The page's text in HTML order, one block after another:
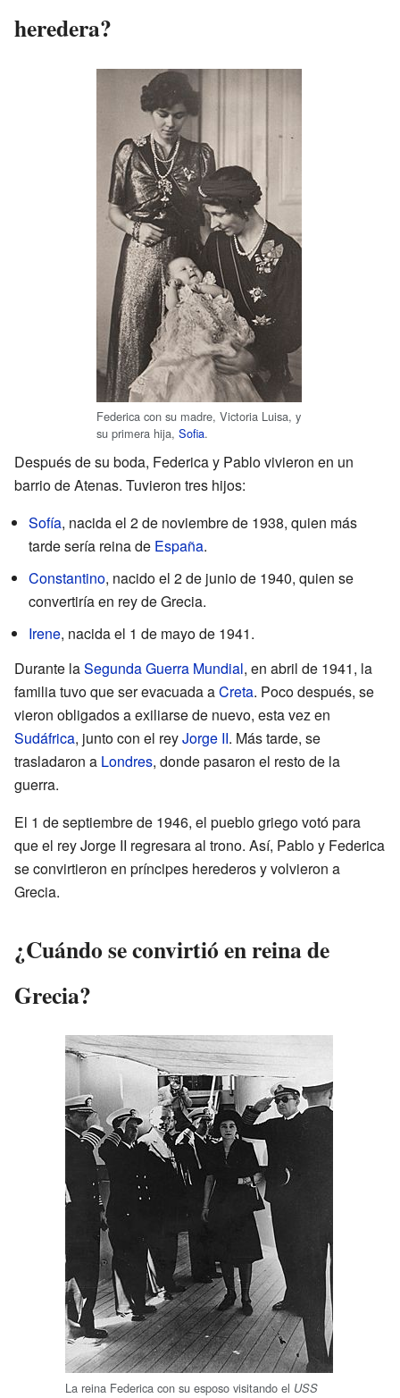
heredera?
Federica con su madre, Victoria Luisa, y
su primera hija, Sofia.
Después de su boda, Federica y Pablo vivieron en un
barrio de Atenas. Tuvieron tres hijos:
Sofía, nacida el 2 de noviembre de 1938, quien más
tarde sería reina de España.
Constantino, nacido el 2 de junio de 1940, quien se
convertiría en rey de Grecia.
Irene, nacida el 1 de mayo de 1941.
Durante laSegunda Guerra Mundial, en abril de 1941, la
familia tuvo que ser evacuada aCreta. Poco después, se
vieron obligados a exiliarse de nuevo, esta vez en
Sudáfrica, junto con el reyJorge II. Más tarde, se
trasladaron a Londres, donde pasaron el resto de la
guerra.
El 1 de septiembre de 1946, el pueblo griego votó para
que el rey Jorge II regresara al trono. Así, Pablo y Federica
se convirtieron en príncipes herederos y volvieron a
Grecia.
¿Cuándo se convirtió en reina de
Grecia?
La reina Federica con su esposo visitando el USS